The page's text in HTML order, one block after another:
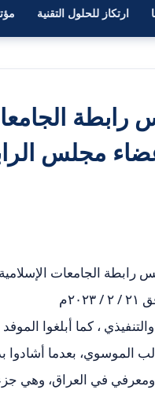
ارتكاز للحلول التقنية
مجلس
الجامعات الإسلامية
، كما أبلغوا
الموسوي، بعدما أشادوا
في العراق، وهي